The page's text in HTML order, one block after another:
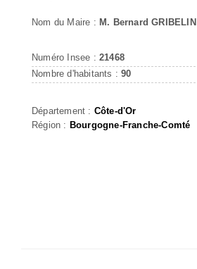
Nom du Maire : M. Bernard GRIBELIN
Numéro Insee : 21468
Nombre d'habitants :90
Département : Côte-d'Or
Région : Bourgogne-Franche-Comté